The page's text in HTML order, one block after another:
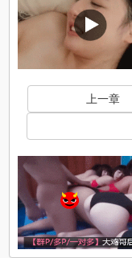
上一章